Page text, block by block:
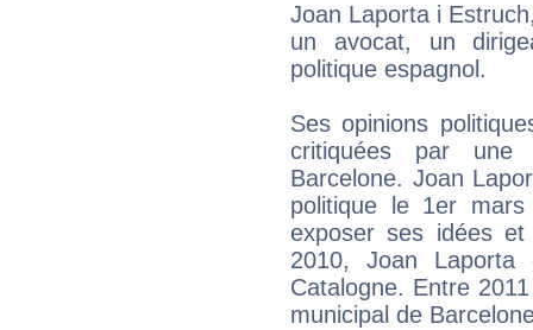
Joan Laporta i
un avocat, un
politique espagnol.
Ses opinions
critiquées par
Barcelone. Joan
politique le 1er
exposer ses idées
2010, Joan
Catalogne. Entre
municipal de